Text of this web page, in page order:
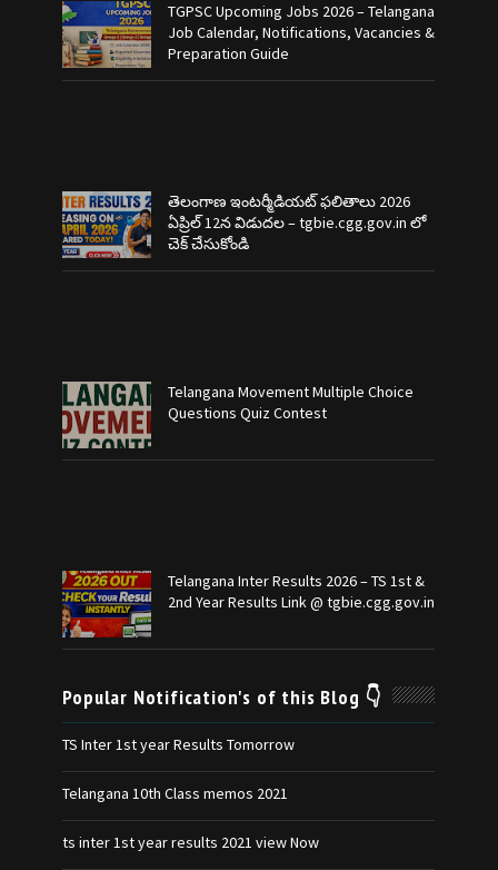
TGPSC Upcoming Jobs 2026 – Telangana
Job Calendar, Notifications, Vacancies &
Preparation Guide
తెలంగాణ ఇంటర్మీడియట్ ఫలితాలు 2026
ఏప్రిల్ 12న విడుదల – tgbie.cgg.gov.in లో
చెక్ చేసుకోండి
Telangana Movement Multiple Choice
Questions Quiz Contest
Telangana Inter Results 2026 – TS 1st &
2nd Year Results Link @ tgbie.cgg.gov.in
Popular Notification's of this Blog 👇
TS Inter 1st year Results Tomorrow
Telangana 10th Class memos 2021
ts inter 1st year results 2021 view Now